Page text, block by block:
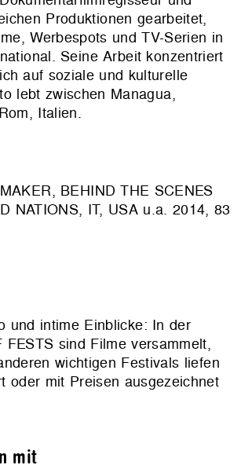
Produktionen gearbeitet,
Werbespots und TV-Serien in
Seine Arbeit konzentriert
auf soziale und kulturelle
lebt zwischen Managua,
Italien.
BEHIND THE SCENES
NATIONS, IT, USA u.a. 2014, 83
und intime Einblicke: In der
FESTS sind Filme versammelt,
wichtigen Festivals liefen
oder mit Preisen ausgezeichnet
mit